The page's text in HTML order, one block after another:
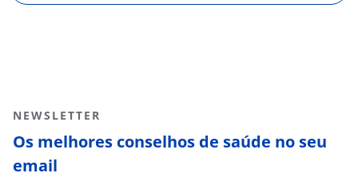
NEWSLETTER
Os melhores conselhos de saúde no seu
email